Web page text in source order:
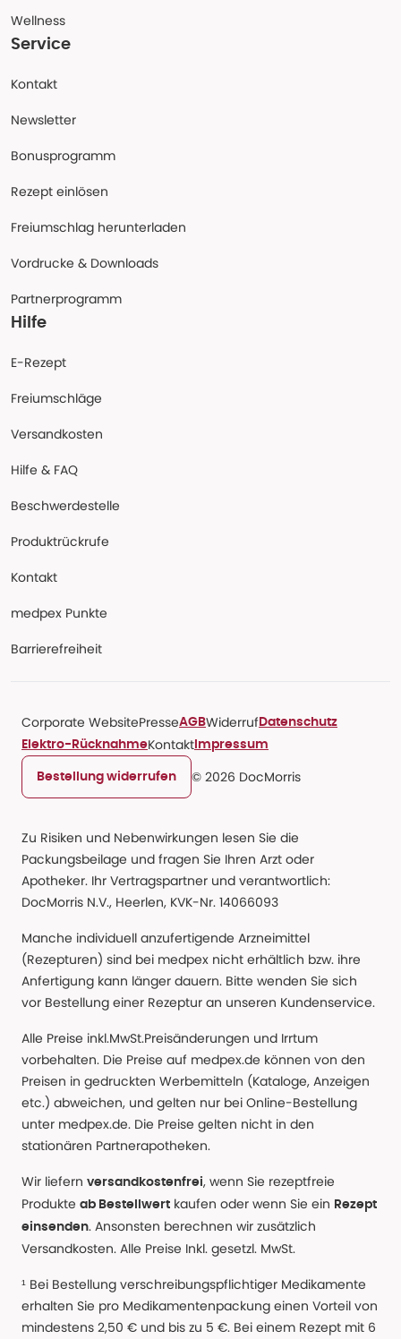
Wellness
Service
Kontakt
Newsletter
Bonusprogramm
Rezept einlösen
Freiumschlag herunterladen
Vordrucke & Downloads
Partnerprogramm
Hilfe
E-Rezept
Freiumschläge
Versandkosten
Hilfe & FAQ
Beschwerdestelle
Produktrückrufe
Kontakt
medpex Punkte
Barrierefreiheit
Corporate WebsitePresseAGBWiderruf Datenschutz
Elektro-RücknahmeKontakt Impressum
Bestellung widerrufen © 2026 DocMorris
Zu Risiken und Nebenwirkungen lesen Sie die
Packungsbeilage und fragen Sie Ihren Arzt oder
Apotheker. Ihr Vertragspartner und verantwortlich:
DocMorris N.V., Heerlen, KVK-Nr. 14066093
Manche individuell anzufertigende Arzneimittel
(Rezepturen) sind bei medpex nicht erhältlich bzw. ihre
Anfertigung kann länger dauern. Bitte wenden Sie sich
vor Bestellung einer Rezeptur an unseren Kundenservice.
Alle Preise inkl.MwSt.Preisänderungen und Irrtum
vorbehalten. Die Preise auf medpex.de können von den
Preisen in gedruckten Werbemitteln (Kataloge, Anzeigen
etc.) abweichen, und gelten nur bei Online-Bestellung
unter medpex.de. Die Preise gelten nicht in den
stationären Partnerapotheken.
Wir liefern versandkostenfrei, wenn Sie rezeptfreie
Produkte ab Bestellwert kaufen oder wenn Sie ein Rezept
einsenden. Ansonsten berechnen wir zusätzlich
Versandkosten. Alle Preise Inkl. gesetzl. MwSt.
¹ Bei Bestellung verschreibungspflichtiger Medikamente
erhalten Sie pro Medikamentenpackung einen Vorteil von
mindestens 2,50 € und bis zu 5 €. Bei einem Rezept mit 6